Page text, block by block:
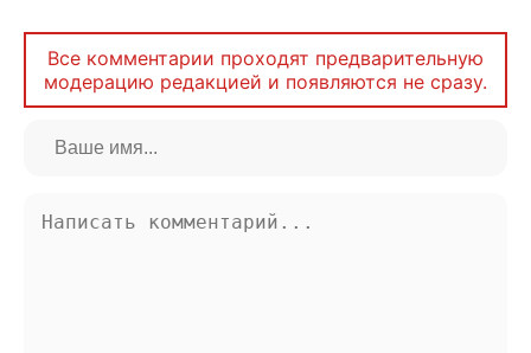
Все комментарии проходят предварительную
модерацию редакцией и появляются не сразу.